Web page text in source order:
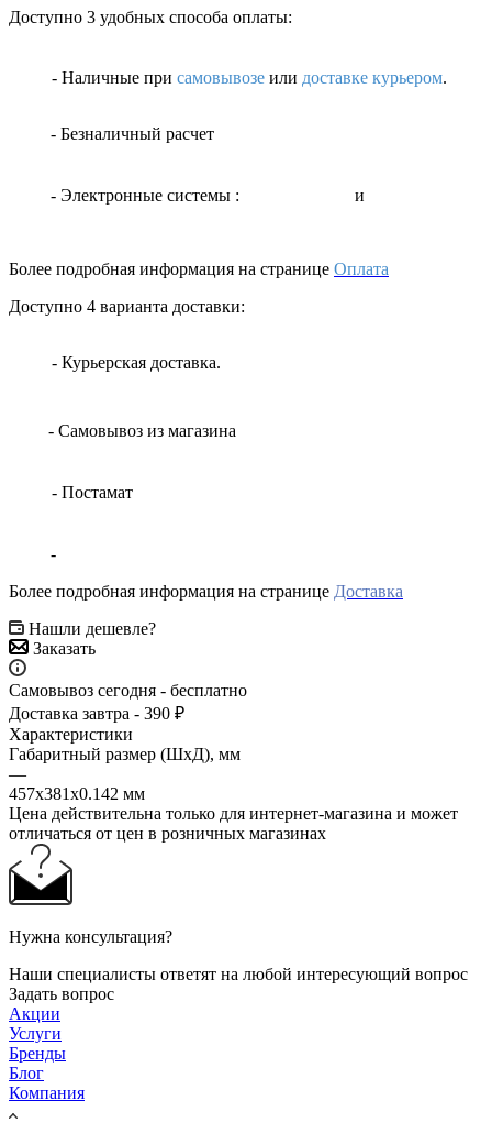
Доступно 3 удобных способа оплаты:
- Наличные при самовывозе или доставке курьером.
- Безналичный расчет
- Электронные системы : и
Более подробная информация на странице Оплата
Доступно 4 варианта доставки:
- Курьерская доставка.
- Самовывоз из магазина
- Постамат
-
Более подробная информация на странице Доставка
Нашли дешевле?
Заказать
Самовывоз сегодня - бесплатно
Доставка завтра - 390 ₽
Характеристики
Габаритный размер (ШхД), мм
—
457х381х0.142 мм
Цена действительна только для интернет-магазина и может
отличаться от цен в розничных магазинах
Нужна консультация?
Наши специалисты ответят на любой интересующий вопрос
Задать вопрос
Акции
Услуги
Бренды
Блог
Компания